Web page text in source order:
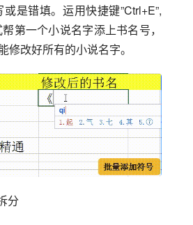
是错填。运用快捷键”Ctrl+E”,
第一个小说名字添上书名号，
修改好所有的小说名字。
分